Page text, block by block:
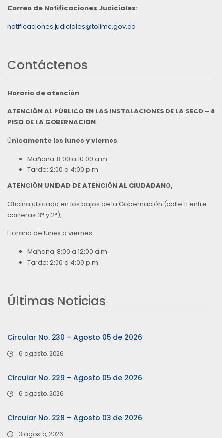
Correo de Notificaciones Judiciales:
notificaciones.judiciales@tolima.gov.co
Contáctenos
Horario de atención
ATENCIÓN AL PÚBLICO EN LAS INSTALACIONES DE LA SECD – 8
PISO DE LA GOBERNACION
Únicamente los lunes y viernes
Mañana: 8:00 a 10:00 a.m.
Tarde: 2:00 a 4:00 p.m
ATENCIÓN UNIDAD DE ATENCIÓN AL CIUDADANO,
Oficina ubicada en los bajos de la Gobernación (calle 11 entre
carreras 3ª y 2ª),
Horario de lunes a viernes
Mañana: 8:00 a 12:00 a.m.
Tarde: 2:00 a 4:00 p.m
Últimas Noticias
Circular No. 230 – Agosto 05 de 2026
6 agosto, 2026
Circular No. 229 – Agosto 05 de 2026
6 agosto, 2026
Circular No. 228 – Agosto 03 de 2026
3 agosto, 2026